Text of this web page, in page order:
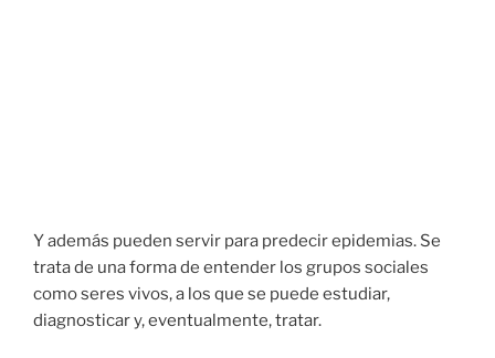
Y además pueden servir para predecir epidemias. Se
trata de una forma de entender los grupos sociales
como seres vivos, a los que se puede estudiar,
diagnosticar y, eventualmente, tratar.